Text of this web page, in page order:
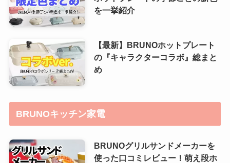
を一挙紹介
【最新】BRUNOホットプレート
の『キャラクターコラボ』総まと
め
BRUNOキッチン家電
BRUNOグリルサンドメーカーを
使った口コミレビュー！萌え段ホ